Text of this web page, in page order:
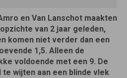
en Van Lanschot maakten
van 2 jaar geleden,
komen niet verder dan een
1,5. Alleen de
voldoende met een 9. De
wijten aan een blinde vlek